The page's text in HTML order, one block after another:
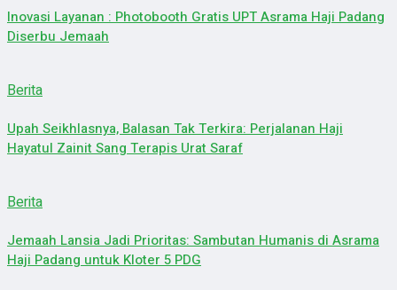
Inovasi Layanan : Photobooth Gratis UPT Asrama Haji Padang
Diserbu Jemaah
Berita
Upah Seikhlasnya, Balasan Tak Terkira: Perjalanan Haji
Hayatul Zainit Sang Terapis Urat Saraf
Berita
Jemaah Lansia Jadi Prioritas: Sambutan Humanis di Asrama
Haji Padang untuk Kloter 5 PDG